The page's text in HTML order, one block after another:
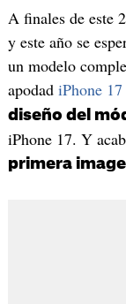
A finales de este
y este año se
un modelo
apodad iPhone
diseño del
iPhone 17. Y
primera